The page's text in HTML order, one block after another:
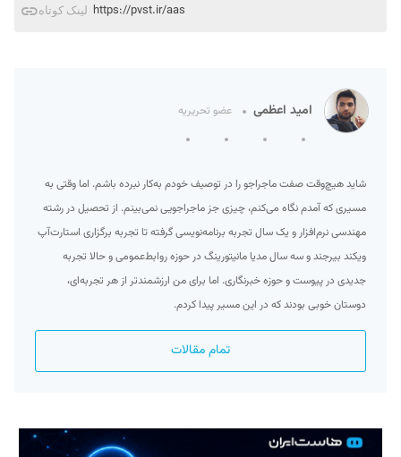
لینک کوتاه https://pvst.ir/aas
امید اعظمی عضو تحریریه
شاید هیچ‌وقت صفت ماجراجو را در توصیف خودم به‌کار نبرده‌ باشم. اما وقتی به
مسیری که آمدم نگاه می‌کنم، چیزی جز ماجراجویی نمی‌بینم. از تحصیل در رشته
مهندسی نرم‌افزار و یک سال تجربه برنامه‌نویسی گرفته تا تجربه برگزاری استارت‌آپ
ویکند بیرجند و سه سال مدیا مانیتورینگ در حوزه روابط‌عمومی و حالا تجربه
جدیدی در پیوست و حوزه خبرنگاری. اما برای من ارزشمند‌تر از هر تجربه‌ای،
دوستان خوبی بودند که در این مسیر پیدا کردم.
تمام مقالات